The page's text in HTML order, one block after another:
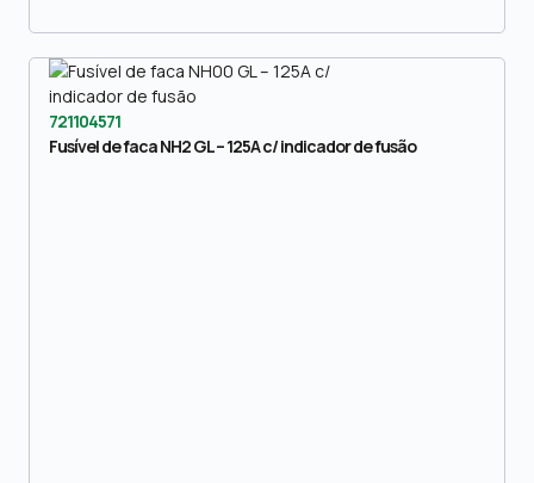
721104571
Fusível de faca NH2 GL – 125A c/ indicador de fusão